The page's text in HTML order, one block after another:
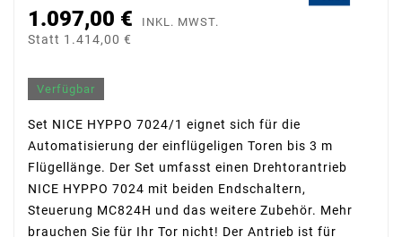
1.097,00 € INKL. MWST.
Statt 1.414,00 €
Verfügbar
Set NICE HYPPO 7024/1 eignet sich für die
Automatisierung der einflügeligen Toren bis 3 m
Flügellänge. Der Set umfasst einen Drehtorantrieb
NICE HYPPO 7024 mit beiden Endschaltern,
Steuerung MC824H und das weitere Zubehör. Mehr
brauchen Sie für Ihr Tor nicht! Der Antrieb ist für